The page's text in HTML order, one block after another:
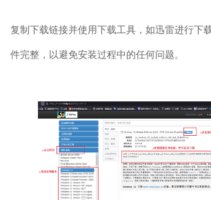
复制下载链接并使用下载工具，如迅雷进行下
件完整，以避免安装过程中的任何问题。